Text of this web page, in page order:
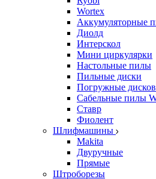
Wortex
Аккумуляторные
Диолд
Интерскол
Мини циркулярки
Настольные пилы
Пильные диски
Погружные
Сабельные пилы
Ставр
Фиолент
Шлифмашины
Makita
Двуручные
Прямые
Штроборезы